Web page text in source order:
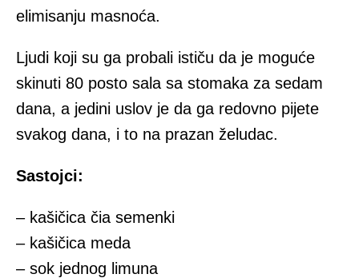
elimisanju masnoća.
Ljudi koji su ga probali ističu da je moguće
skinuti 80 posto sala sa stomaka za sedam
dana, a jedini uslov je da ga redovno pijete
svakog dana, i to na prazan želudac.
Sastojci:
– kašičica čia semenki
– kašičica meda
– sok jednog limuna